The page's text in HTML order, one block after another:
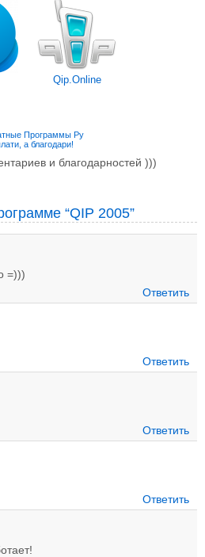
Qip.Online
Программы Ру
а благодари!
и благодарностей )))
“QIP 2005”
=)))
Ответить
Ответить
Ответить
Ответить